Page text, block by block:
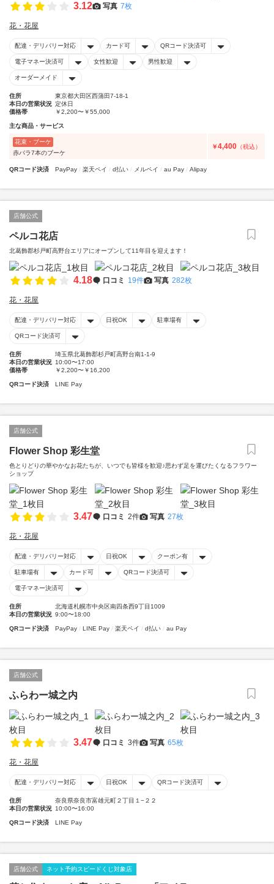
3.12 写真 7枚
花・花屋
配達・デリバリー対応 カード可 QRコード決済可
電子マネー決済可 女性歓迎 男性歓迎
オーダーメイド
住所
東京都大田区西蒲田7-18-1
本日の営業状況 定休日
価格帯
￥2,200〜￥55,000
主な商品・サービス
花束・ブーケ
赤バラ7本のブーケ
￥4,400 （税込）
QRコード決済 PayPay 楽天ペイ d払い メルペイ au Pay Alipay
店舗公式
ペルコ花店
北葛飾郡杉戸町高野台エリアにオープンして11年目を迎えます！
4.18 口コミ 19件 写真 282枚
花・花屋
配達・デリバリー対応 日祝OK 駐車場有
QRコード決済可
住所
埼玉県北葛飾郡杉戸町高野台南1-1-9
本日の営業状況 10:00〜17:00
価格帯
￥2,200〜￥16,200
QRコード決済 LINE Pay
店舗公式
Flower Shop 彩生堂
色とりどりの華やかなお花たちが、いつでも皆様を歓迎♪思わず足を運びたくなるフラワー
ショップ
3.47 口コミ 2件 写真 27枚
花・花屋
配達・デリバリー対応 日祝OK クーポン有
駐車場有 カード可 QRコード決済可
電子マネー決済可
住所
北海道札幌市中央区南四条西9丁目1009
本日の営業状況 9:00〜18:00
QRコード決済 PayPay LINE Pay 楽天ペイ d払い au Pay
店舗公式
ふらわー城之内
3.47 口コミ 3件 写真 65枚
花・花屋
配達・デリバリー対応 日祝OK QRコード決済可
住所
奈良県奈良市富雄元町２丁目１−２２
本日の営業状況 10:00〜16:00
QRコード決済 LINE Pay
店舗公式 ネット予約スピードくじ対象店